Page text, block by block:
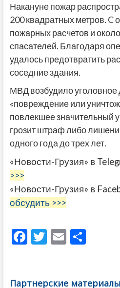
Накануне пожар
200 квадратных метров. C
пожарных расчетов и
спасателей. Благодаря
удалось предотвратить
соседние здания.
МВД возбудило уголовное
«повреждение или
повлекшее значительный
грозит штраф либо
одного года до трех лет.
«Новости-Грузия» в
>>>
«Новости-Грузия» в
обсудить >>>
F
b
T
er
E
l
О
а
Партнерские материалы